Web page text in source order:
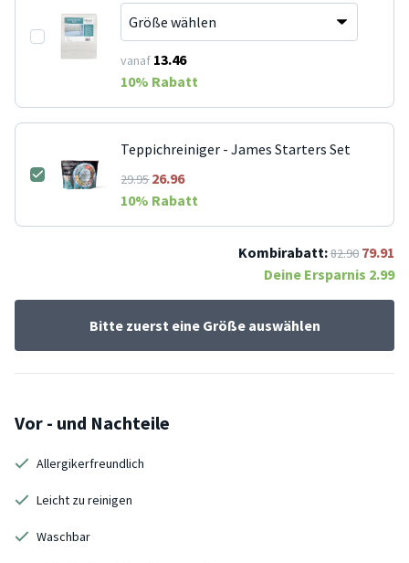
vanaf 13.46
10% Rabatt
Teppichreiniger - James Starters Set
29.9526.96
10% Rabatt
Kombirabatt:82.90 79.91
Deine Ersparnis 2.99
Bitte zuerst eine Größe auswählen
Vor - und Nachteile
Allergikerfreundlich
Leicht zu reinigen
Waschbar